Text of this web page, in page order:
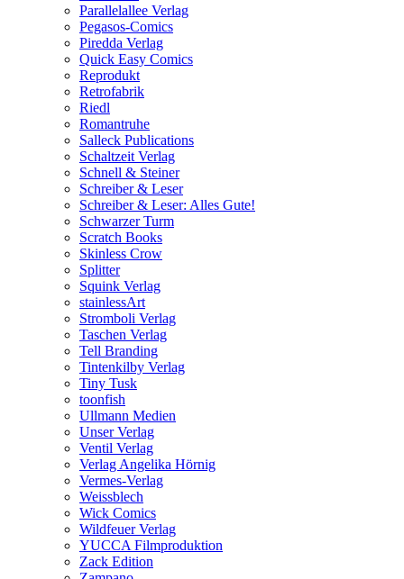
Parallelallee Verlag
Pegasos-Comics
Piredda Verlag
Quick Easy Comics
Reprodukt
Retrofabrik
Riedl
Romantruhe
Salleck Publications
Schaltzeit Verlag
Schnell & Steiner
Schreiber & Leser
Schreiber & Leser: Alles Gute!
Schwarzer Turm
Scratch Books
Skinless Crow
Splitter
Squink Verlag
stainlessArt
Stromboli Verlag
Taschen Verlag
Tell Branding
Tintenkilby Verlag
Tiny Tusk
toonfish
Ullmann Medien
Unser Verlag
Ventil Verlag
Verlag Angelika Hörnig
Vermes-Verlag
Weissblech
Wick Comics
Wildfeuer Verlag
YUCCA Filmproduktion
Zack Edition